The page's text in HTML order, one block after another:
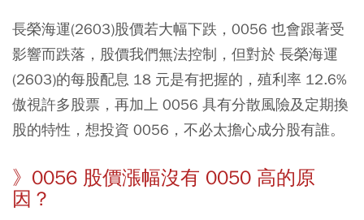
長榮海運(2603)股價若大幅下跌，0056 也會跟著受
影響而跌落，股價我們無法控制，但對於 長榮海運
(2603)的每股配息 18 元是有把握的，殖利率 12.6%
傲視許多股票，再加上 0056 具有分散風險及定期換
股的特性，想投資 0056，不必太擔心成分股有誰。
》0056 股價漲幅沒有 0050 高的原
因？